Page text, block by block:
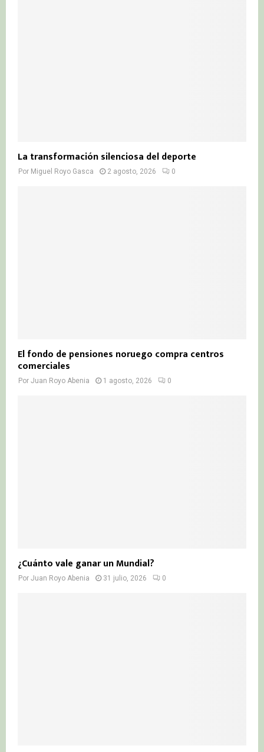
La transformación silenciosa del deporte
Por Miguel Royo Gasca 2 agosto, 2026 0
El fondo de pensiones noruego compra centros
comerciales
Por Juan Royo Abenia 1 agosto, 2026 0
¿Cuánto vale ganar un Mundial?
Por Juan Royo Abenia 31 julio, 2026 0